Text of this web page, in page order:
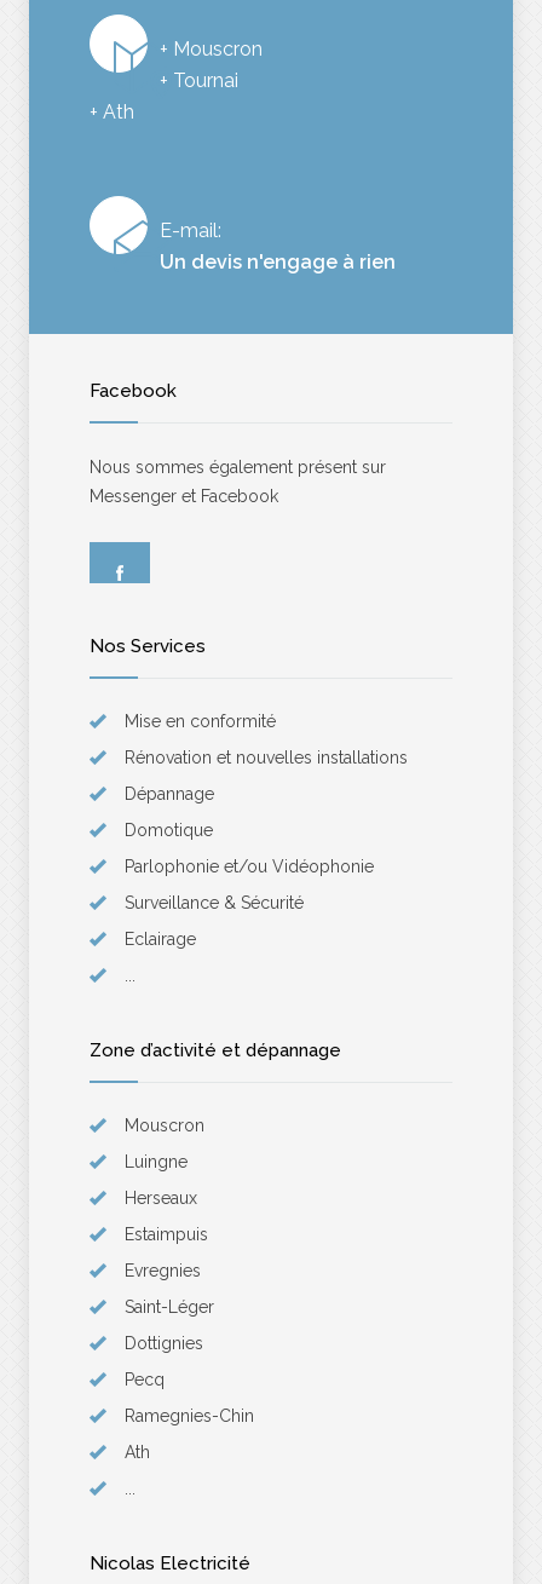
+ Mouscron
+ Tournai
+ Ath
E-mail:
Un devis n'engage à rien
Facebook
Nous sommes également présent sur
Messenger et Facebook
Nos Services
Mise en conformité
Rénovation et nouvelles installations
Dépannage
Domotique
Parlophonie et/ou Vidéophonie
Surveillance & Sécurité
Eclairage
...
Zone d’activité et dépannage
Mouscron
Luingne
Herseaux
Estaimpuis
Evregnies
Saint-Léger
Dottignies
Pecq
Ramegnies-Chin
Ath
...
Nicolas Electricité